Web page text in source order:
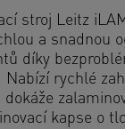
stroj Leitz
a snadnou
díky
Nabízí rychlé
kapse o